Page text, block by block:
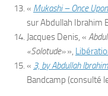
« Mukashi – Once
surAbdullah Ibrahim
Jacques Denis, «
«Solotude»»,
« 3, by Abdullah Ibrahim
Bandcamp (consulté